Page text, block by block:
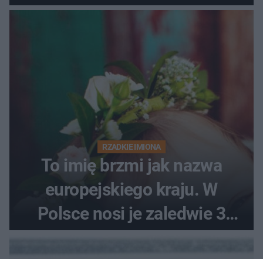
RZADKIE IMIONA
To imię brzmi jak nazwa
europejskiego kraju. W
Polsce nosi je zaledwie 3